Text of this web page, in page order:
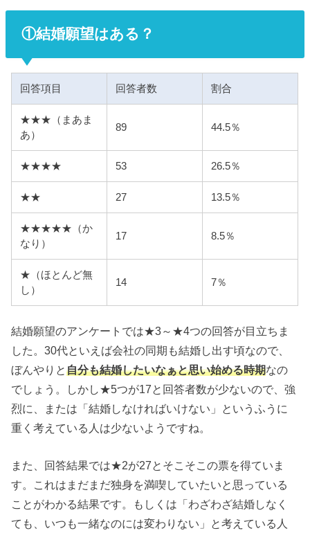
①結婚願望はある？
回答項目 回答者数 割合
★★★（まあま
あ）
89 44.5％
★★★★ 53 26.5％
★★ 27 13.5％
★★★★★（か
なり）
17 8.5％
★（ほとんど無
し）
14 7％
結婚願望のアンケートでは★3～★4つの回答が目立ちま
した。30代といえば会社の同期も結婚し出す頃なので、
ぼんやりと自分も結婚したいなぁと思い始める時期なの
でしょう。しかし★5つが17と回答者数が少ないので、強
烈に、または「結婚しなければいけない」というふうに
重く考えている人は少ないようですね。
また、回答結果では★2が27とそこそこの票を得ていま
す。これはまだまだ独身を満喫していたいと思っている
ことがわかる結果です。もしくは「わざわざ結婚しなく
ても、いつも一緒なのには変わりない」と考えている人